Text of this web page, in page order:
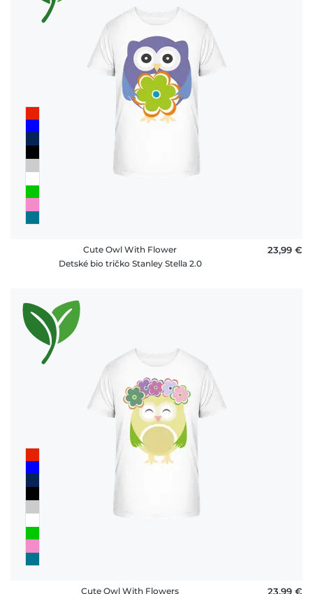
Cute Owl With Flower
Detské bio tričko Stanley Stella 2.0
23,99 €
Cute Owl With Flowers 23,99 €